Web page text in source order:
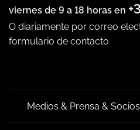
viernes de 9 a 18 horas en
O diariamente por correo
formulario de contacto
Medios & Prensa &